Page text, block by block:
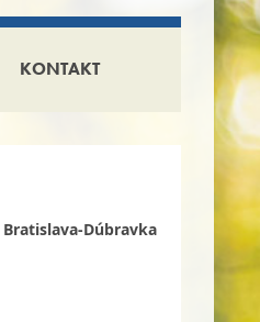
KONTAKT
Dúbravka